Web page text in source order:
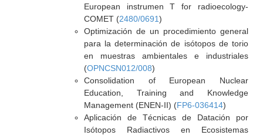
European instrumen T for radioecology-
COMET (2480/0691)
Optimización de un procedimiento general
para la determinación de isótopos de torio
en muestras ambientales e industriales
(OPNCSN012/008)
Consolidation of European Nuclear
Education, Training and Knowledge
Management (ENEN-II) (FP6-036414)
Aplicación de Técnicas de Datación por
Isótopos Radiactivos en Ecosistemas